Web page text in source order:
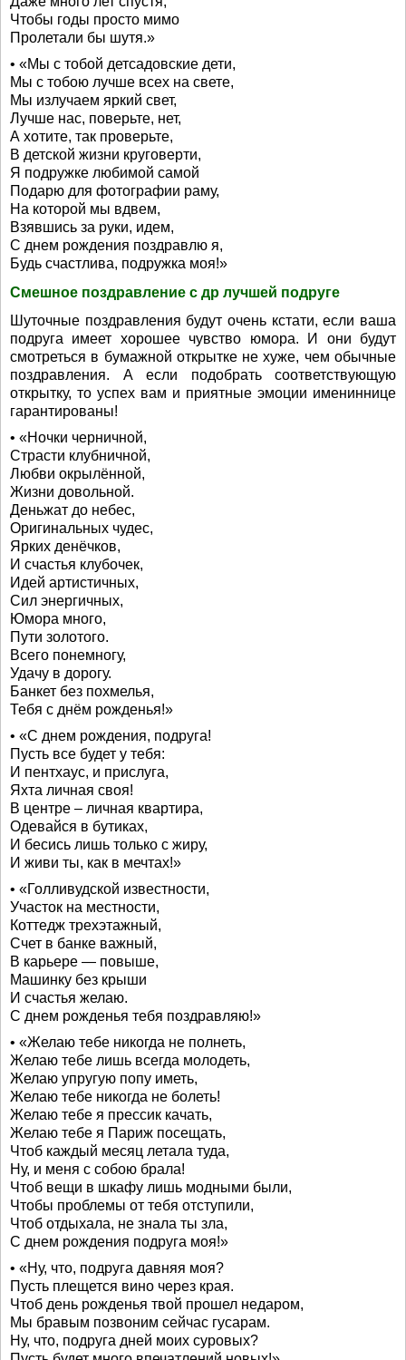
Чтобы годы просто мимо
Пролетали бы шутя.»
• «Мы с тобой детсадовские дети,
Мы с тобою лучше всех на свете,
Мы излучаем яркий свет,
Лучше нас, поверьте, нет,
А хотите, так проверьте,
В детской жизни круговерти,
Я подружке любимой самой
Подарю для фотографии раму,
На которой мы вдвем,
Взявшись за руки, идем,
С днем рождения поздравлю я,
Будь счастлива, подружка моя!»
Смешное поздравление с др лучшей подруге
Шуточные поздравления будут очень кстати, если ваша
подруга имеет хорошее чувство юмора. И они будут
смотреться в бумажной открытке не хуже, чем обычные
поздравления. А если подобрать соответствующую
открытку, то успех вам и приятные эмоции имениннице
гарантированы!
• «Ночки черничной,
Страсти клубничной,
Любви окрылённой,
Жизни довольной.
Деньжат до небес,
Оригинальных чудес,
Ярких денёчков,
И счастья клубочек,
Идей артистичных,
Сил энергичных,
Юмора много,
Пути золотого.
Всего понемногу,
Удачу в дорогу.
Банкет без похмелья,
Тебя с днём рожденья!»
• «С днем рождения, подруга!
Пусть все будет у тебя:
И пентхаус, и прислуга,
Яхта личная своя!
В центре – личная квартира,
Одевайся в бутиках,
И бесись лишь только с жиру,
И живи ты, как в мечтах!»
• «Голливудской известности,
Участок на местности,
Коттедж трехэтажный,
Счет в банке важный,
В карьере — повыше,
Машинку без крыши
И счастья желаю.
С днем рожденья тебя поздравляю!»
• «Желаю тебе никогда не полнеть,
Желаю тебе лишь всегда молодеть,
Желаю упругую попу иметь,
Желаю тебе никогда не болеть!
Желаю тебе я прессик качать,
Желаю тебе я Париж посещать,
Чтоб каждый месяц летала туда,
Ну, и меня с собою брала!
Чтоб вещи в шкафу лишь модными были,
Чтобы проблемы от тебя отступили,
Чтоб отдыхала, не знала ты зла,
С днем рождения подруга моя!»
• «Ну, что, подруга давняя моя?
Пусть плещется вино через края.
Чтоб день рожденья твой прошел недаром,
Мы бравым позвоним сейчас гусарам.
Ну, что, подруга дней моих суровых?